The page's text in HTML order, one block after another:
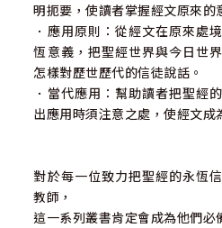
明扼要，使讀者掌握經文原來的
．應用原則：從經文在原來處
恆意義，把聖經世界與今日世
怎樣對歷世歷代的信徒說話。
．當代應用：幫助讀者把聖經
出應用時須注意之處，使經文成
對於每一位致力把聖經的永恆
教師，
這一系列叢書肯定會成為他們必